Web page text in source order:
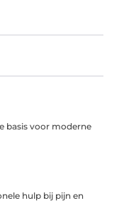
basis voor moderne
hulp bij pijn en